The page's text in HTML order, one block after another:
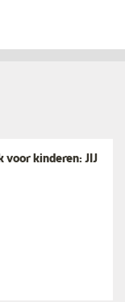
kinderen: JIJ